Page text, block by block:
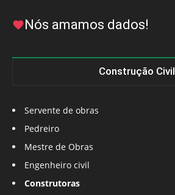
Nós amamos dados!
Construção Civil
Servente de obras
Pedreiro
Mestre de Obras
Engenheiro civil
Construtoras